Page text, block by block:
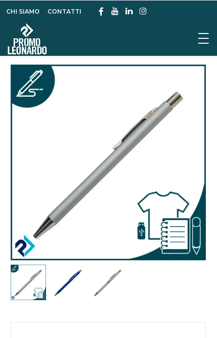
CHI SIAMO CONTATTI